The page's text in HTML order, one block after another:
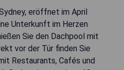
eröffnet im April
Unterkunft im Herzen
Sie den Dachpool mit
vor der Tür finden Sie
Restaurants, Cafés und